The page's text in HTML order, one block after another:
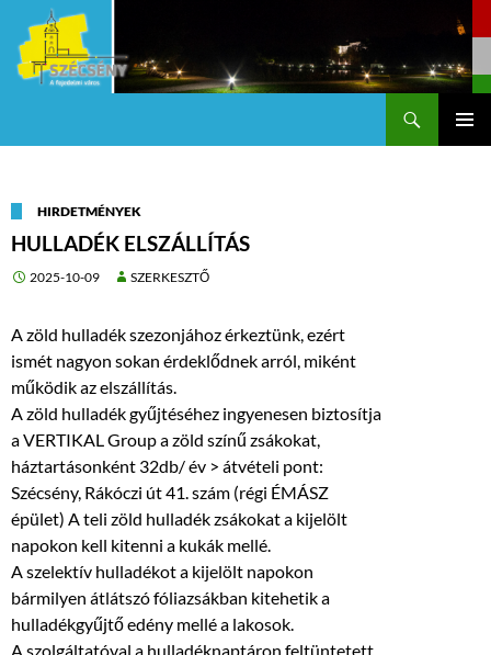
HIRDETMÉNYEK
HULLADÉK ELSZÁLLÍTÁS
2025-10-09 SZERKESZTŐ
A zöld hulladék szezonjához érkeztünk, ezért
ismét nagyon sokan érdeklődnek arról, miként
működik az elszállítás.
A zöld hulladék gyűjtéséhez ingyenesen biztosítja
a VERTIKAL Group a zöld színű zsákokat,
háztartásonként 32db/ év > átvételi pont:
Szécsény, Rákóczi út 41. szám (régi ÉMÁSZ
épület) A teli zöld hulladék zsákokat a kijelölt
napokon kell kitenni a kukák mellé.
A szelektív hulladékot a kijelölt napokon
bármilyen átlátszó fóliazsákban kitehetik a
hulladékgyűjtő edény mellé a lakosok.
A szolgáltatóval a hulladéknaptáron feltüntetett